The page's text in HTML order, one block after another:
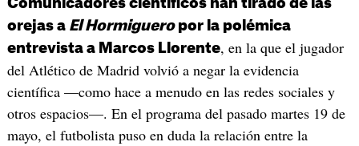
Comunicadores científicos han tirado de las
orejas a El Hormigueropor la polémica
entrevista a Marcos Llorente, en la que el jugador
del Atlético de Madrid volvió a negar la evidencia
científica —como hace a menudo en las redes sociales y
otros espacios—. En el programa del pasado martes 19 de
mayo, el futbolista puso en duda la relación entre la